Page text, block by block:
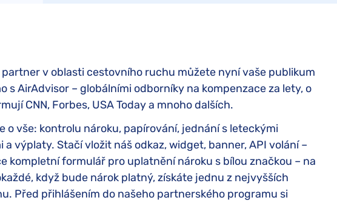
v oblasti cestovního ruchu můžete nyní vaše publikum
s AirAdvisor – globálními odborníky na kompenzace za lety, o
CNN, Forbes, USA Today a mnoho dalších.
o vše: kontrolu nároku, papírování, jednání s leteckými
a výplaty. Stačí vložit náš odkaz, widget, banner, API volání –
kompletní formulář pro uplatnění nároku s bílou značkou – na
když bude nárok platný, získáte jednu z nejvyšších
Před přihlášením do našeho partnerského programu si